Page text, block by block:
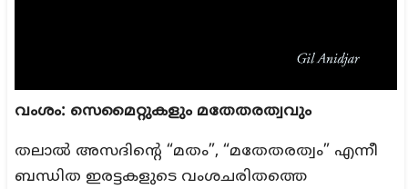
വംശം: സെമൈറ്റുകളും മതേതരത്വവും
തലാൽ അസദിന്റെ “മതം”, “മതേതരത്വം” എന്നീ
ബന്ധിത ഇരട്ടകളുടെ വംശചരിതത്തെ